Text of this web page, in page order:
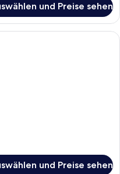
und Preise sehen
Zweibettzimmer |
und Preise sehen